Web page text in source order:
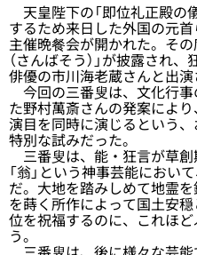
天皇陛下の「即位礼正殿の
するため来日した外国の元
主催晩餐会が開かれた。そ
（さんばそう）」が披露され
俳優の市川海老蔵さんと出演
今回の三番叟は、文化行
た野村萬斎さんの発案によ
演目を同時に演じるという
特別な試みだった。
三番叟は、能・狂言が草
「翁」という神事芸能におい
だ。大地を踏みしめて地霊
を蒔く所作によって国土安
位を祝福するのに、これほ
う。